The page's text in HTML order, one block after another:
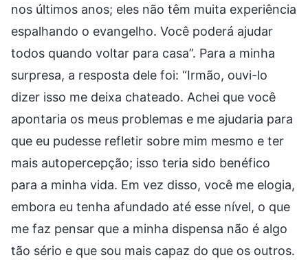
nos últimos anos; eles não têm muita experiência
espalhando o evangelho. Você poderá ajudar
todos quando voltar para casa”. Para a minha
surpresa, a resposta dele foi: “Irmão, ouvi-lo
dizer isso me deixa chateado. Achei que você
apontaria os meus problemas e me ajudaria para
que eu pudesse refletir sobre mim mesmo e ter
mais autopercepção; isso teria sido benéfico
para a minha vida. Em vez disso, você me elogia,
embora eu tenha afundado até esse nível, o que
me faz pensar que a minha dispensa não é algo
tão sério e que sou mais capaz do que os outros.